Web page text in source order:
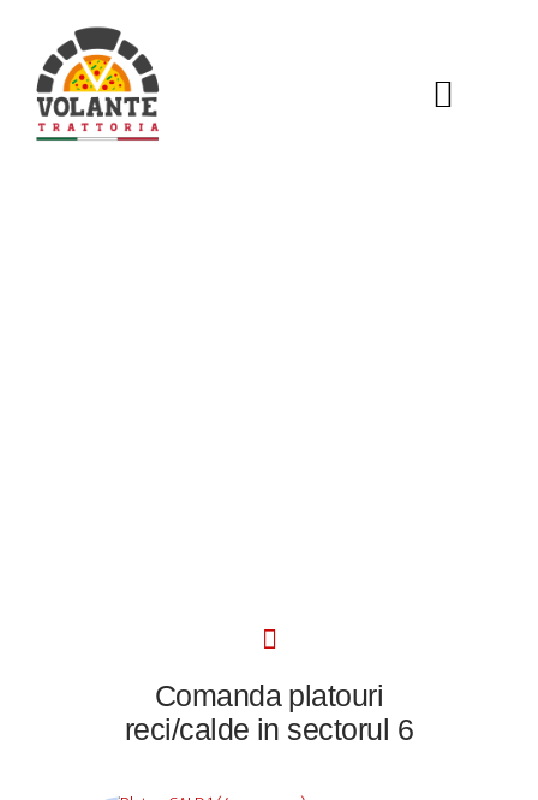
Comanda platouri
reci/calde in sectorul 6